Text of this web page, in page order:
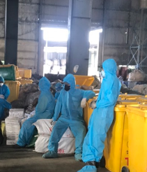
Tổ chức
nghiệp vụ
lao động
công nghệ và đổi mới
báo
môi trường Video bảo vệ
Album ảnh
Văn bản về
nền tảng tư tưởng của Đảng
nghiệp - Người dân